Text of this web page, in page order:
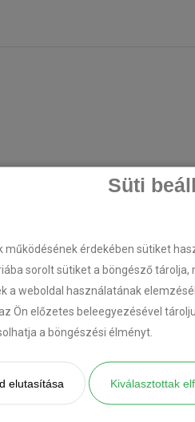
Süti
működésének érdekében sütiket
sorolt sütiket a böngésző
a weboldal használatának
Ön előzetes beleegyezésével
a böngészési élményt.
elutasítása Kiválasztottak